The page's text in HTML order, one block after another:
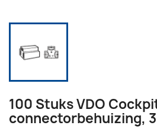
100 Stuks VDO
connectorbehuizing,